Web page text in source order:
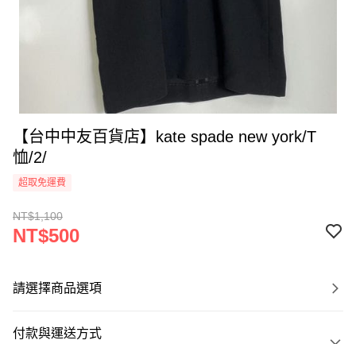
【台中中友百貨店】kate spade new york/T
恤/2/
超取免運費
NT$1,100
NT$500
請選擇商品選項
付款與運送方式